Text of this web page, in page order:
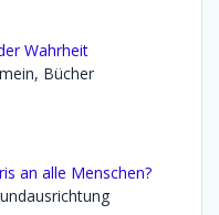
Wahrheit
Bücher
an alle Menschen?